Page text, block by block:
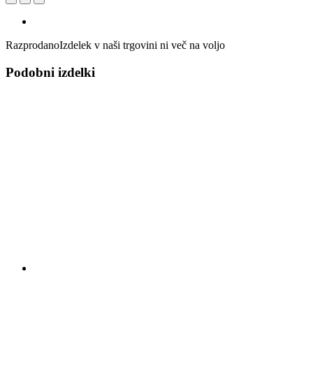
RazprodanoIzdelek v naši trgovini ni več na voljo
Podobni izdelki